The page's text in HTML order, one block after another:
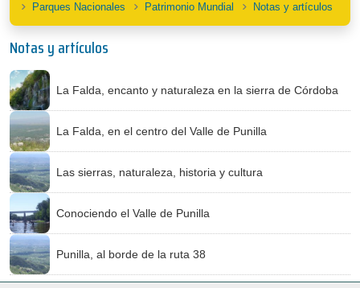
Parques Nacionales
Patrimonio Mundial Notas y artículos
Notas y artículos
La Falda, encanto y naturaleza en la sierra de Córdoba
La Falda, en el centro del Valle de Punilla
Las sierras, naturaleza, historia y cultura
Conociendo el Valle de Punilla
Punilla, al borde de la ruta 38